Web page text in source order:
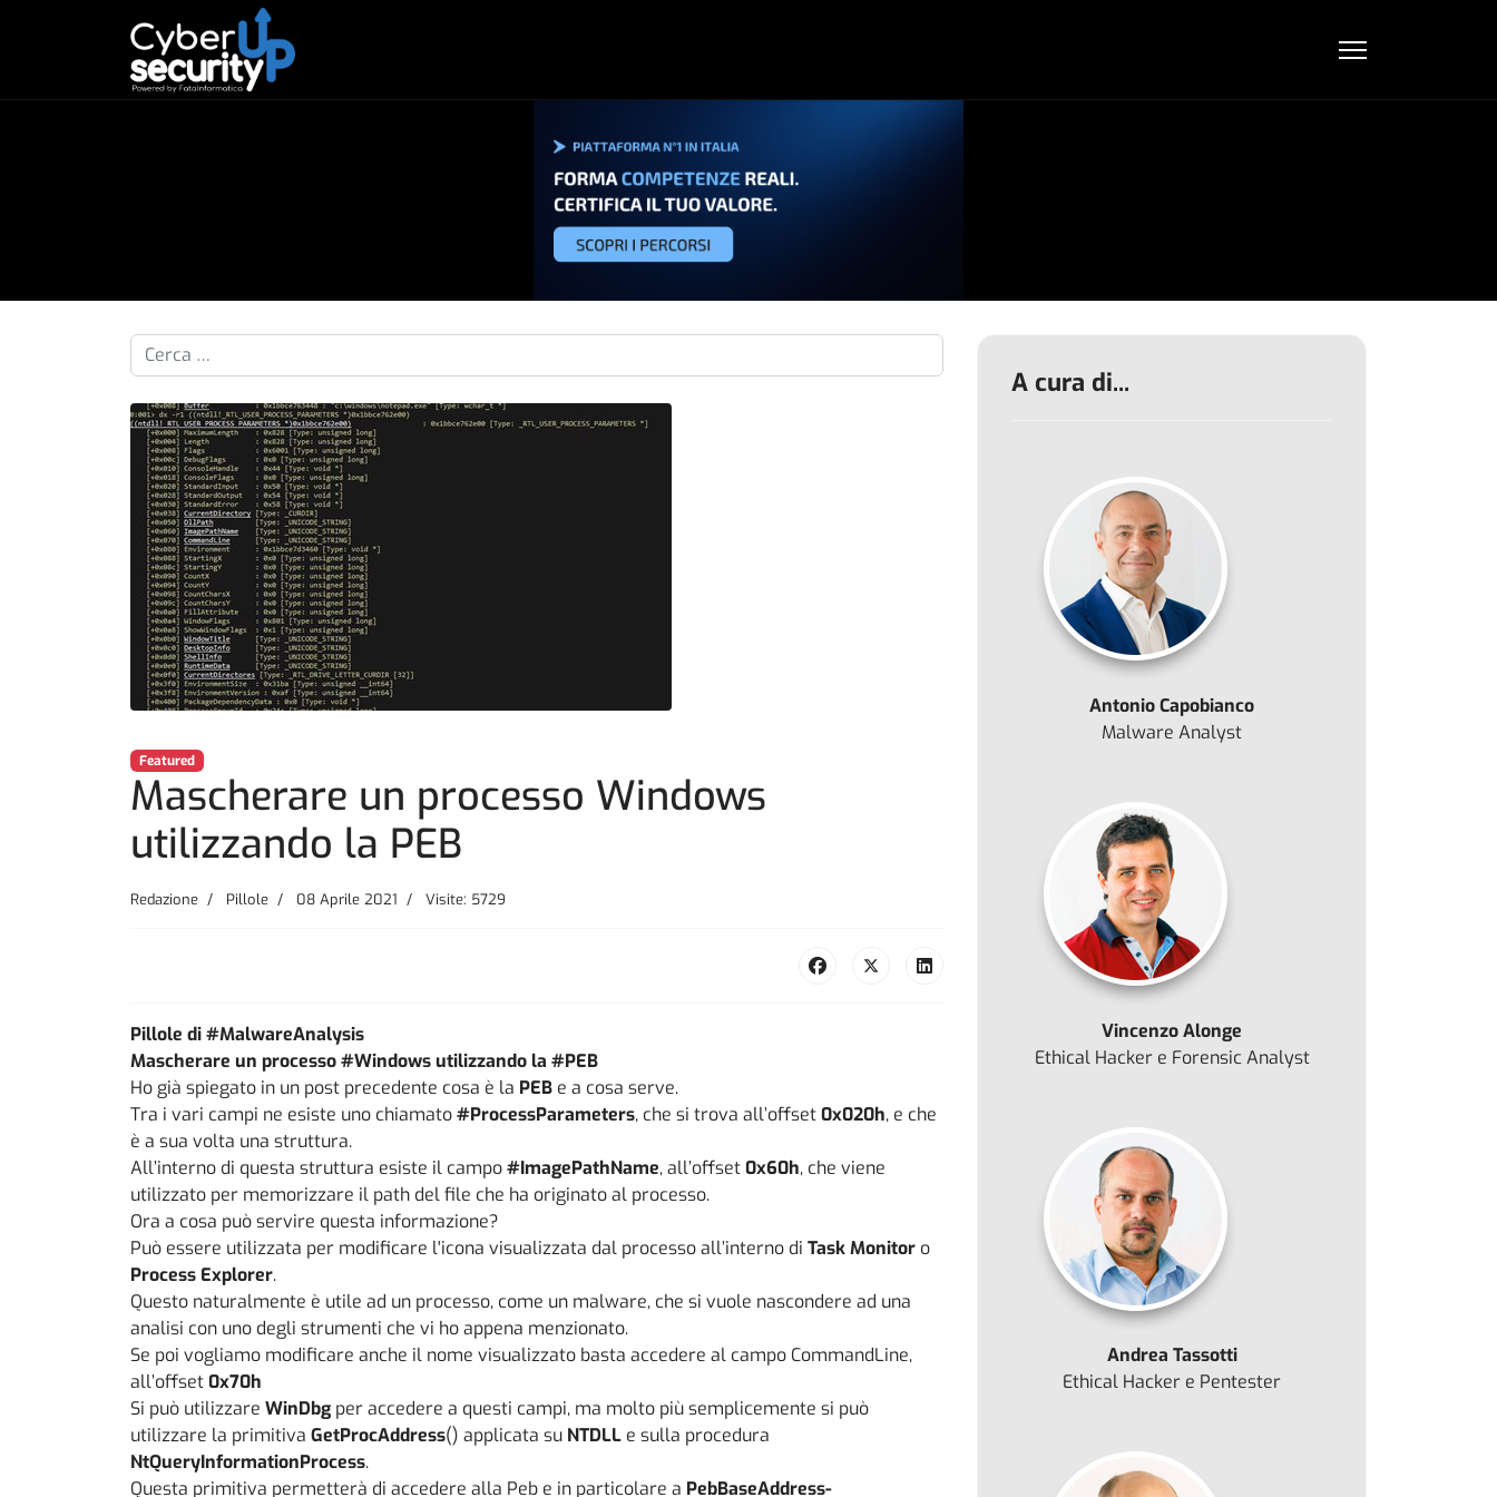
Cerca nelle pillole...
Featured
Mascherare un processo Windows
utilizzando la PEB
Redazione Pillole 08 Aprile 2021 Visite: 5729
Pillole di #MalwareAnalysis
Mascherare un processo #Windows utilizzando la #PEB
Ho già spiegato in un post precedente cosa è la PEB e a cosa serve.
Tra i vari campi ne esiste uno chiamato#ProcessParameters, che si trova all’offset0x020h, e che
è a sua volta una struttura.
All’interno di questa struttura esiste il campo#ImagePathName, all’offset0x60h, che viene
utilizzato per memorizzare il path del file che ha originato al processo.
Ora a cosa può servire questa informazione?
Può essere utilizzata per modificare l'icona visualizzata dal processo all’interno di Task Monitor o
Process Explorer.
Questo naturalmente è utile ad un processo, come un malware, che si vuole nascondere ad una
analisi con uno degli strumenti che vi ho appena menzionato.
Se poi vogliamo modificare anche il nome visualizzato basta accedere al campo CommandLine,
all’offset0x70h
Si può utilizzare WinDbg per accedere a questi campi, ma molto più semplicemente si può
utilizzare la primitiva GetProcAddress() applicata su NTDLL e sulla procedura
NtQueryInformationProcess.
Questa primitiva permetterà di accedere alla Peb e in particolare a PebBaseAddress-
A cura di...
Antonio Capobianco
Malware Analyst
Vincenzo Alonge
Ethical Hacker e Forensic Analyst
Andrea Tassotti
Ethical Hacker e Pentester